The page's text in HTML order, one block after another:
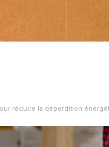
réduire la déperdition